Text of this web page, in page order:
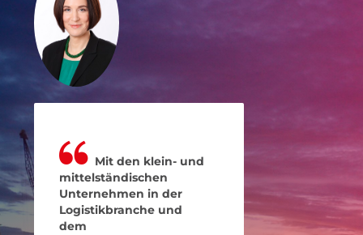
Mit den klein- und
mittelständischen
Unternehmen in der
Logistikbranche und
dem